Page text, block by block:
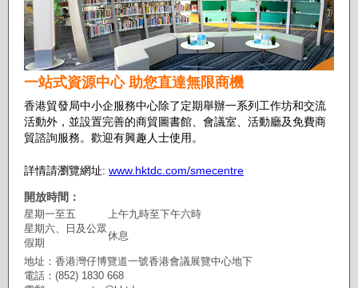
一站式資源中心 助您直達無限商機
香港貿發局中小企服務中心除了定期舉辦一系列工作坊和交流
活動外，並設置完善的商貿圖書館、會議室、活動廳及免費商
貿諮詢服務。歡迎有興趣人士使用。
詳情請瀏覽網址: www.hktdc.com/smecentre
開放時間：
星期一至五
上午九時至下午六時
星期六、日及公眾
假期
休息
地址：香港灣仔博覽道一號香港會議展覽中心地下
電話： (852) 1830 668